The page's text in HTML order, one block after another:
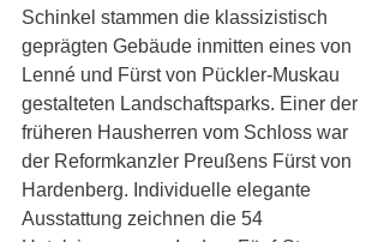
Schinkel stammen die klassizistisch
geprägten Gebäude inmitten eines von
Lenné und Fürst von Pückler-Muskau
gestalteten Landschaftsparks. Einer der
früheren Hausherren vom Schloss war
der Reformkanzler Preußens Fürst von
Hardenberg. Individuelle elegante
Ausstattung zeichnen die 54